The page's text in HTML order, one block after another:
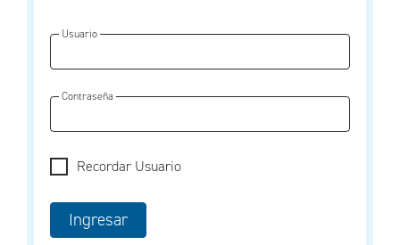
Usuario
Contraseña
Recordar Usuario